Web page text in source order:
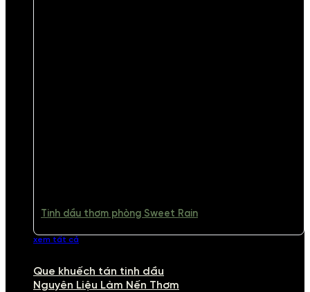
Tinh dầu thơm phòng Sweet Rain
xem tất cả
Que khuếch tán tinh dầu
Nguyên Liệu Làm Nến Thơm